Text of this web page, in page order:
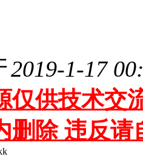
2019-1-17
仅供技术交
删除 违反